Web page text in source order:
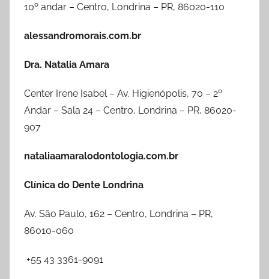
10º andar – Centro, Londrina – PR, 86020-110
alessandromorais.com.br
Dra. Natalia Amara
Center Irene Isabel – Av. Higienópolis, 70 – 2º
Andar – Sala 24 – Centro, Londrina – PR, 86020-
907
nataliaamaralodontologia.com.br
Clínica do Dente Londrina
Av. São Paulo, 162 – Centro, Londrina – PR,
86010-060
+55 43 3361-9091